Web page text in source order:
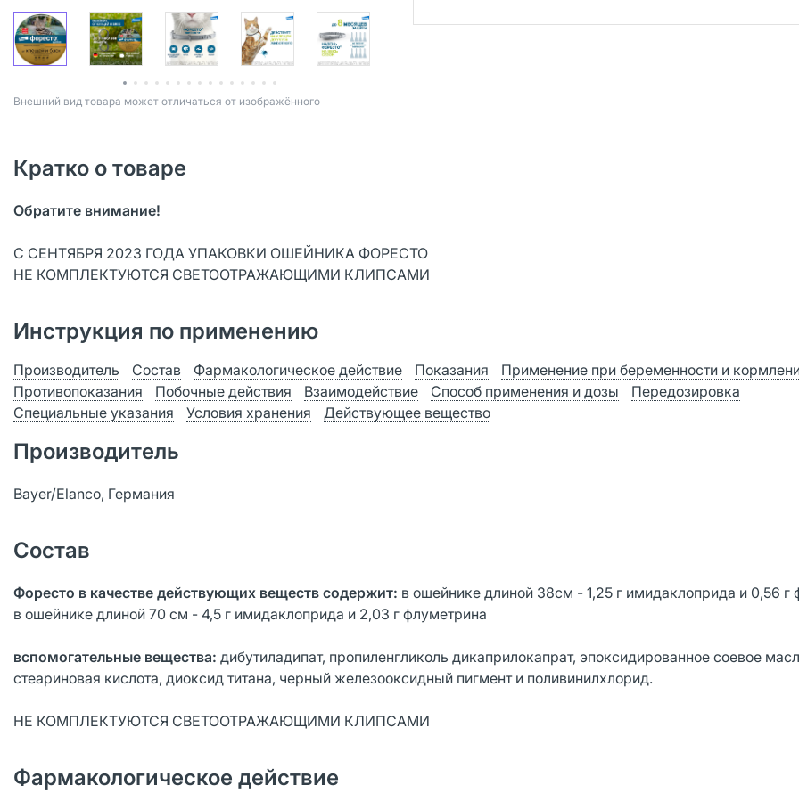
Bнешний вид товара может отличаться от изображённого
Кратко о товаре
Обратите внимание!
С СЕНТЯБРЯ 2023 ГОДА УПАКОВКИ ОШЕЙНИКА ФОРЕСТО
НЕ КОМПЛЕКТУЮТСЯ СВЕТООТРАЖАЮЩИМИ КЛИПСАМИ
Инструкция по применению
Производитель Состав Фармакологическое действие Показания
Применение при беременности и
Противопоказания
Побочные действия Взаимодействие Способ применения и дозы
Передозировка
Специальные указания
Условия хранения Действующее вещество
Производитель
Bayer/Elanco, Германия
Состав
Форесто в качестве действующих веществ содержит: в ошейнике длиной 38см - 1,25 г имидаклоприда и 0,56 г
в ошейнике длиной 70 см - 4,5 г имидаклоприда и 2,03 г флуметрина
вспомогательные вещества: дибутиладипат, пропиленгликоль дикаприлокапрат, эпоксидированное соевое
стеариновая кислота, диоксид титана, черный железооксидный пигмент и поливинилхлорид.
НЕ КОМПЛЕКТУЮТСЯ СВЕТООТРАЖАЮЩИМИ КЛИПСАМИ
Фармакологическое действие